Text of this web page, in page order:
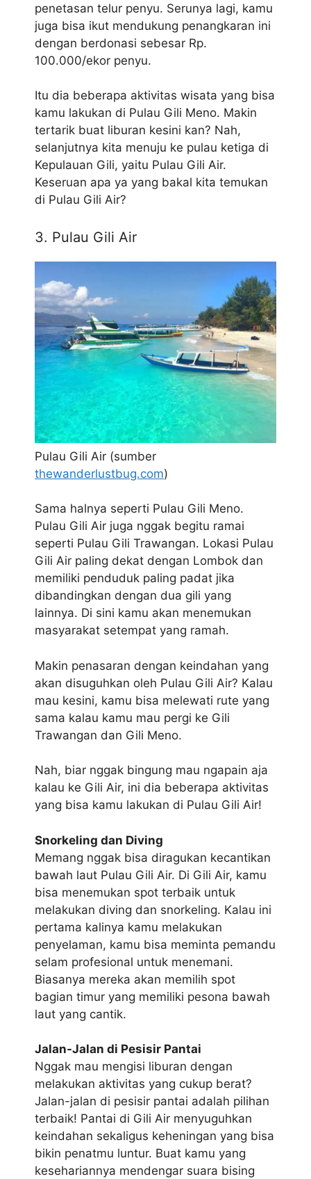
penetasan telur penyu. Serunya lagi, kamu
juga bisa ikut mendukung penangkaran ini
dengan berdonasi sebesar Rp.
100.000/ekor penyu.
Itu dia beberapa aktivitas wisata yang bisa
kamu lakukan di Pulau Gili Meno. Makin
tertarik buat liburan kesini kan? Nah,
selanjutnya kita menuju ke pulau ketiga di
Kepulauan Gili, yaitu Pulau Gili Air.
Keseruan apa ya yang bakal kita temukan
di Pulau Gili Air?
3. Pulau Gili Air
Pulau Gili Air (sumber
thewanderlustbug.com)
Sama halnya seperti Pulau Gili Meno.
Pulau Gili Air juga nggak begitu ramai
seperti Pulau Gili Trawangan. Lokasi Pulau
Gili Air paling dekat dengan Lombok dan
memiliki penduduk paling padat jika
dibandingkan dengan dua gili yang
lainnya. Di sini kamu akan menemukan
masyarakat setempat yang ramah.
Makin penasaran dengan keindahan yang
akan disuguhkan oleh Pulau Gili Air? Kalau
mau kesini, kamu bisa melewati rute yang
sama kalau kamu mau pergi ke Gili
Trawangan dan Gili Meno.
Nah, biar nggak bingung mau ngapain aja
kalau ke Gili Air, ini dia beberapa aktivitas
yang bisa kamu lakukan di Pulau Gili Air!
Snorkeling dan Diving
Memang nggak bisa diragukan kecantikan
bawah laut Pulau Gili Air. Di Gili Air, kamu
bisa menemukan spot terbaik untuk
melakukan diving dan snorkeling. Kalau ini
pertama kalinya kamu melakukan
penyelaman, kamu bisa meminta pemandu
selam profesional untuk menemani.
Biasanya mereka akan memilih spot
bagian timur yang memiliki pesona bawah
laut yang cantik.
Jalan-Jalan di Pesisir Pantai
Nggak mau mengisi liburan dengan
melakukan aktivitas yang cukup berat?
Jalan-jalan di pesisir pantai adalah pilihan
terbaik! Pantai di Gili Air menyuguhkan
keindahan sekaligus keheningan yang bisa
bikin penatmu luntur. Buat kamu yang
kesehariannya mendengar suara bising